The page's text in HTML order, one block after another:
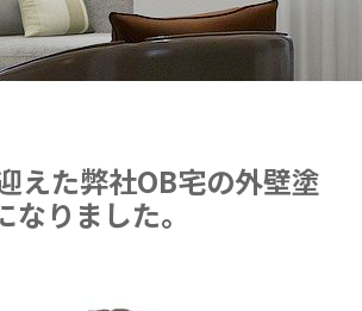
えた弊社OB宅の外壁塗
りました。